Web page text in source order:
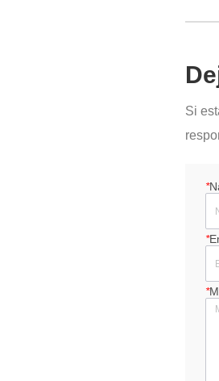
Si
*
*
*